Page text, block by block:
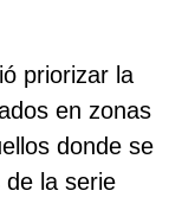
priorizar la
en zonas
donde se
la serie